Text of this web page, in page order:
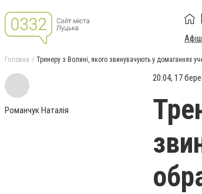
Головна Тренеру з Волині, якого звинувачують у домаганнях
Романчук Наталія
20:04, 17